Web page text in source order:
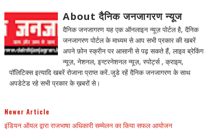
About दैनिक जनजागरण न्यूज
दैनिक जनजागरण यह एक ऑनलाइन न्यूज़ पोर्टल है, दैनिक
जनजागरण पोर्टल के माध्यम से आप सभी प्रकार की खबरें
अपने फ़ोन स्क्रीन पर आसानी से पढ़ सकते हैं, लाइव ब्रेकिंग
न्यूज़, नेशनल, इन्टरनेशनल न्यूज़, स्पोर्ट्स , क्राइम,
पॉलिटिक्स इत्यादि खबरें रोजाना प्राप्त करें..जुडे रहें दैनिक जनजागरण के साथ
अपडेटेड रहे सभी प्रकार के ख़बरों से।
Newer Article
इंडियन ऑयल द्वारा राजभाषा अधिकारी सम्मेलन का किया सफल आयोजन